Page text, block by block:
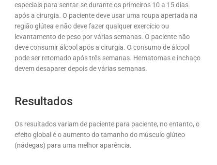
especiais para sentar-se durante os primeiros 10 a 15 dias
após a cirurgia. O paciente deve usar uma roupa apertada na
região glútea e não deve fazer qualquer exercício ou
levantamento de peso por várias semanas. O paciente não
deve consumir álcool após a cirurgia. O consumo de álcool
pode ser retomado após três semanas. Hematomas e inchaço
devem desaparer depois de várias semanas.
Resultados
Os resultados variam de paciente para paciente, no entanto, o
efeito global é o aumento do tamanho do músculo glúteo
(nádegas) para uma melhor aparência.